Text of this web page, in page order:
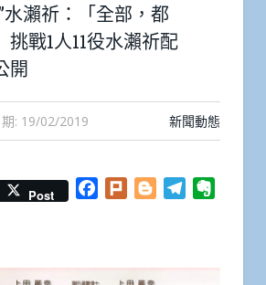
水瀨祈：「全部，都
挑戰1人11役水瀨祈配
開
: 19/02/2019 新聞動態
Post Facebook
Plurk BloggerTelegram